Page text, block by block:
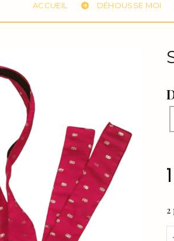
ACCUEIL DÉHOUSSE MOI
2